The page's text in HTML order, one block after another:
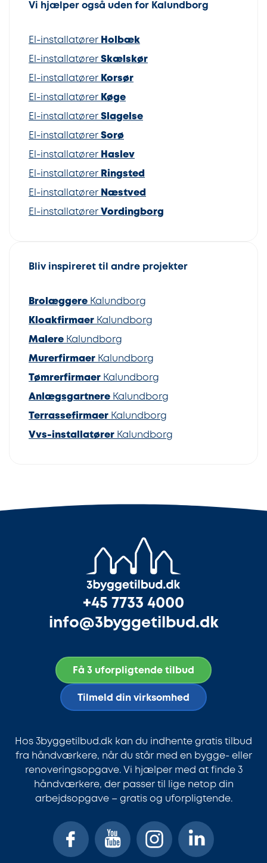
Vi hjælper også uden for Kalundborg
El-installatører Holbæk
El-installatører Skælskør
El-installatører Korsør
El-installatører Køge
El-installatører Slagelse
El-installatører Sorø
El-installatører Haslev
El-installatører Ringsted
El-installatører Næstved
El-installatører Vordingborg
Bliv inspireret til andre projekter
Brolæggere Kalundborg
Kloakfirmaer Kalundborg
Malere Kalundborg
Murerfirmaer Kalundborg
Tømrerfirmaer Kalundborg
Anlægsgartnere Kalundborg
Terrassefirmaer Kalundborg
Vvs-installatører Kalundborg
+45 7733 4000
info@3byggetilbud.dk
Få 3 uforpligtende tilbud
Tilmeld din virksomhed
Hos 3byggetilbud.dk kan du indhente gratis tilbud
fra håndværkere, når du står med en bygge- eller
renoveringsopgave. Vi hjælper med at finde 3
håndværkere, der passer til lige netop din
arbejdsopgave – gratis og uforpligtende.